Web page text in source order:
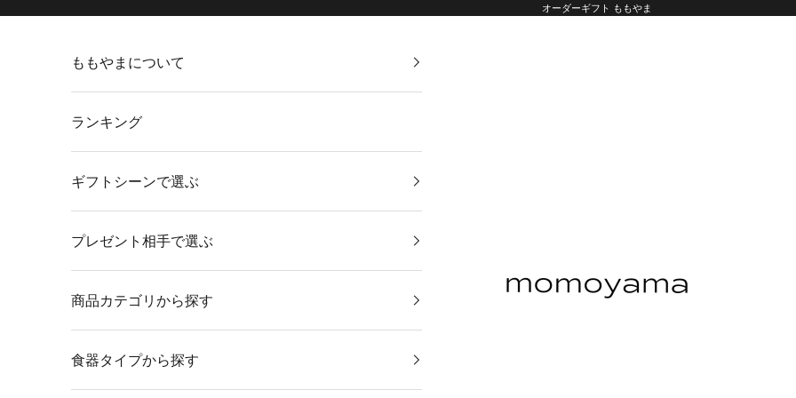
オーダーギフト ももやま
ももやまについて
ランキング
ギフトシーンで選ぶ
プレゼント相手で選ぶ
商品カテゴリから探す
食器タイプから探す